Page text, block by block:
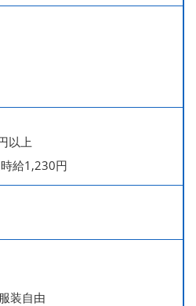
以上
給1,230円
装自由